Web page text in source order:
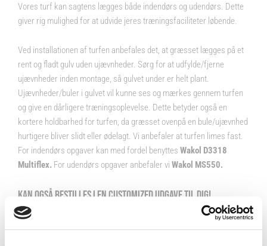
Vores turf kan sagtens lægges både indendørs og udendørs. Dette
giver rig mulighed for at udvide jeres træningsfaciliteter løbende.
Ved installationen af turfen anbefales det, at græsset lægges på et
rent og fladt gulv uden ujævnheder. Sørg for at udfylde/fjerne
ujævnheder inden montage, så gulvet under er helt plant.
Ujævnheder/buler i gulvet vil kunne ses og mærkes gennem turfen
og give en dårligere træningsoplevelse. Dette betyder også en
kortere holdbarhed for turfen, da græsset ovenpå en bule/ujævnhed
hurtigere bliver slidt eller ødelagt. Vi anbefaler at turfen limes fast.
For indendørs opgaver kan med fordel benyttes Wakol D3318
Multiflex. For udendørs opgaver anbefaler vi Wakol MS550.
KAN OGSÅ BESTILLES I EN CUSTOMIZED UDGAVE TIL DIG!
Hos Fitness360 ønsker vi altid at levere, hvad vores kunder
går og drømmer om. Derfor tilbyder vi også, at du kan sætte